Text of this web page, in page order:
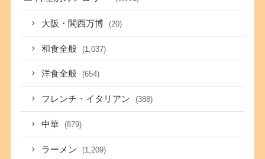
大阪・関西万博 (20)
和食全般 (1,037)
洋食全般 (654)
フレンチ・イタリアン (388)
中華 (879)
ラーメン (1,209)